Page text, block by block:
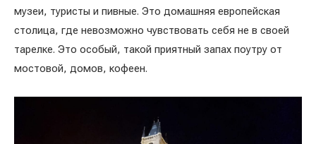
музеи, туристы и пивные. Это домашняя европейская
столица, где невозможно чувствовать себя не в своей
тарелке. Это особый, такой приятный запах поутру от
мостовой, домов, кофеен.